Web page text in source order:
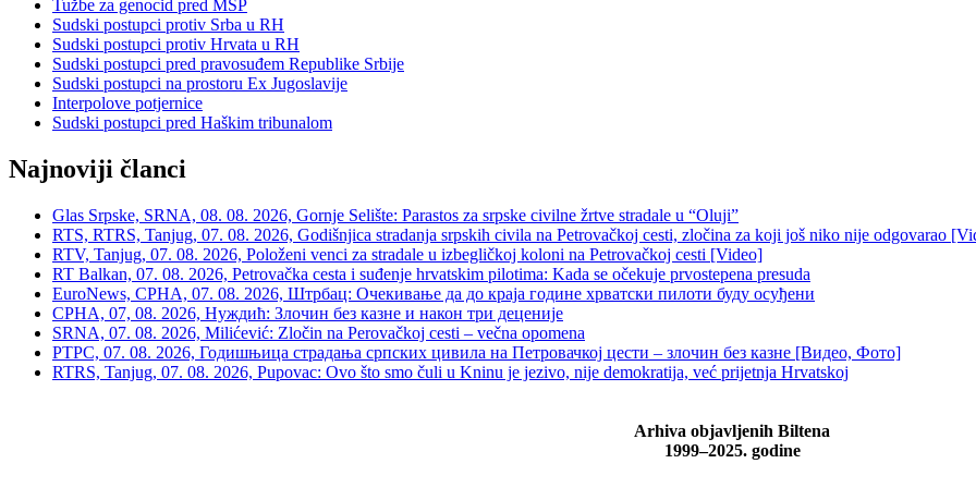
Tužbe za genocid pred MSP
Sudski postupci protiv Srba u RH
Sudski postupci protiv Hrvata u RH
Sudski postupci pred pravosuđem Republike Srbije
Sudski postupci na prostoru Ex Jugoslavije
Interpolove potjernice
Sudski postupci pred Haškim tribunalom
Najnoviji članci
Glas Srpske, SRNA, 08. 08. 2026, Gornje Selište: Parastos za srpske civilne žrtve stradale u “Oluji”
RTS, RTRS, Tanjug, 07. 08. 2026, Godišnjica stradanja srpskih civila na Petrovačkoj cesti, zločina za koji još niko nije odgovarao
RTV, Tanjug, 07. 08. 2026, Položeni venci za stradale u izbegličkoj koloni na Petrovačkoj cesti [Video]
RT Balkan, 07. 08. 2026, Petrovačka cesta i suđenje hrvatskim pilotima: Kada se očekuje prvostepena presuda
EuroNews, СРНА, 07. 08. 2026, Штрбац: Очекивање да до краја године хрватски пилоти буду осуђени
СРНА, 07, 08. 2026, Нуждић: Злочин без казне и након три деценије
SRNA, 07. 08. 2026, Milićević: Zločin na Perovačkoj cesti – večna opomena
РТРС, 07. 08. 2026, Годишњица страдања српских цивила на Петровачкој цести – злочин без казне [Видео, Фото]
RTRS, Tanjug, 07. 08. 2026, Pupovac: Ovo što smo čuli u Kninu je jezivo, nije demokratija, već prijetnja Hrvatskoj
Arhiva objavljenih Biltena
1999–2025. godine